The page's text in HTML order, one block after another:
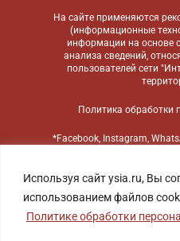
Используя сайт ysia.ru, Вы
использованием файлов
Политике обработки
На сайте применяются
(информационные
информации на основе
анализа сведений,
пользователей сети
Политика обработки
*Facebook, Instagram,